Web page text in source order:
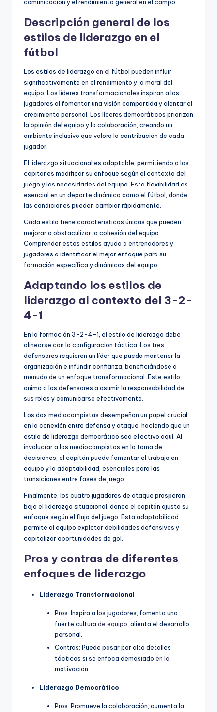
comunicación y el rendimiento general en el campo.
Descripción general de los
estilos de liderazgo en el
fútbol
Los estilos de liderazgo en el fútbol pueden influir
significativamente en el rendimiento y la moral del
equipo. Los líderes transformacionales inspiran a los
jugadores al fomentar una visión compartida y alentar el
crecimiento personal. Los líderes democráticos priorizan
la opinión del equipo y la colaboración, creando un
ambiente inclusivo que valora la contribución de cada
jugador.
El liderazgo situacional es adaptable, permitiendo a los
capitanes modificar su enfoque según el contexto del
juego y las necesidades del equipo. Esta flexibilidad es
esencial en un deporte dinámico como el fútbol, donde
las condiciones pueden cambiar rápidamente.
Cada estilo tiene características únicas que pueden
mejorar o obstaculizar la cohesión del equipo.
Comprender estos estilos ayuda a entrenadores y
jugadores a identificar el mejor enfoque para su
formación específica y dinámicas del equipo.
Adaptando los estilos de
liderazgo al contexto del 3-2-
4-1
En la formación 3-2-4-1, el estilo de liderazgo debe
alinearse con la configuración táctica. Los tres
defensores requieren un líder que pueda mantener la
organización e infundir confianza, beneficiándose a
menudo de un enfoque transformacional. Este estilo
anima a los defensores a asumir la responsabilidad de
sus roles y comunicarse efectivamente.
Los dos mediocampistas desempeñan un papel crucial
en la conexión entre defensa y ataque, haciendo que un
estilo de liderazgo democrático sea efectivo aquí. Al
involucrar a los mediocampistas en la toma de
decisiones, el capitán puede fomentar el trabajo en
equipo y la adaptabilidad, esenciales para las
transiciones entre fases de juego.
Finalmente, los cuatro jugadores de ataque prosperan
bajo el liderazgo situacional, donde el capitán ajusta su
enfoque según el flujo del juego. Esta adaptabilidad
permite al equipo explotar debilidades defensivas y
capitalizar oportunidades de gol.
Pros y contras de diferentes
enfoques de liderazgo
Liderazgo Transformacional
Pros: Inspira a los jugadores, fomenta una
fuerte cultura de equipo , alienta el desarrollo
personal.
Contras: Puede pasar por alto detalles
tácticos si se enfoca demasiado en la
motivación.
Liderazgo Democrático
Pros: Promueve la colaboración, aumenta la